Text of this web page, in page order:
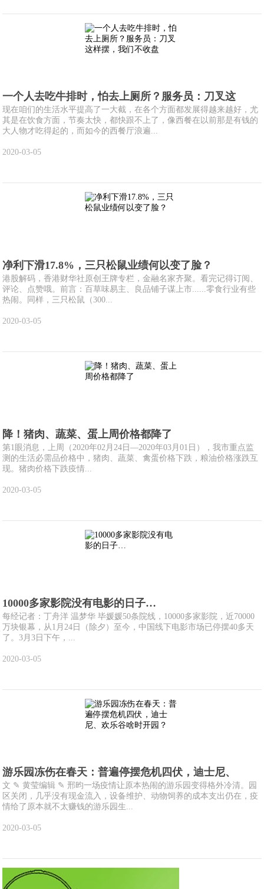
一个人去吃牛排时，怕去上厕所？服务员：刀叉这
现在咱们的生活水平提高了一大截，在各个方面都发展得越来越好，尤
其是在饮食方面，节奏太快，都快跟不上了，像西餐在以前那是有钱的
大人物才吃得起的，而如今的西餐厅浪遍...
2020-03-05
净利下滑17.8%，三只松鼠业绩何以变了脸？
港股解码，香港财华社原创王牌专栏，金融名家齐聚。看完记得订阅、
评论、点赞哦。前言：百草味易主、良品铺子谋上市......零食行业有些
热闹。同样，三只松鼠（300...
2020-03-05
降！猪肉、蔬菜、蛋上周价格都降了
第1眼消息，上周（2020年02月24日—2020年03月01日），我市重点监
测的生活必需品价格中，猪肉、蔬菜、禽蛋价格下跌，粮油价格涨跌互
现。猪肉价格下跌疫情...
2020-03-05
10000多家影院没有电影的日子…
每经记者：丁舟洋 温梦华 毕媛媛50条院线，10000多家影院，近70000
万块银幕，从1月24日（除夕）至今，中国线下电影市场已停摆40多天
了。3月3日下午，...
2020-03-05
游乐园冻伤在春天：普遍停摆危机四伏，迪士尼、
文 ✎ 黄莹编辑 ✎ 邢昀一场疫情让原本热闹的游乐园变得格外冷清。园
区关闭，几乎没有现金流入，设备维护、动物饲养的成本支出仍在，疫
情给了原本就不太赚钱的游乐园生...
2020-03-05